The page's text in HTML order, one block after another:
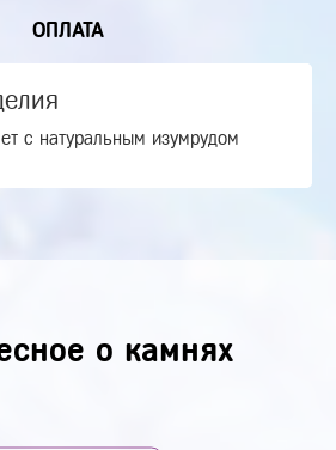
ОПЛАТА
с натуральным изумрудом
о камнях